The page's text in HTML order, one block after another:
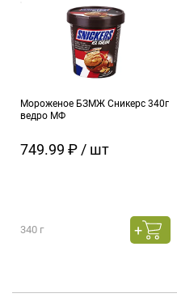
Мороженое БЗМЖ Сникерс 340г
ведро МФ
749.99 ₽ / шт
340 г